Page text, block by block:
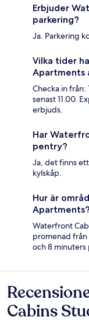
Erbjuder
parkering?
Ja. Parkering
Vilka tider
Apartments
Checka in
senast 11.00.
erbjuds.
Har
pentry?
Ja, det finns
kylskåp.
Hur är
Apartments?
Waterfront
promenad från
och 8 minuters
Recensioner
Cabins